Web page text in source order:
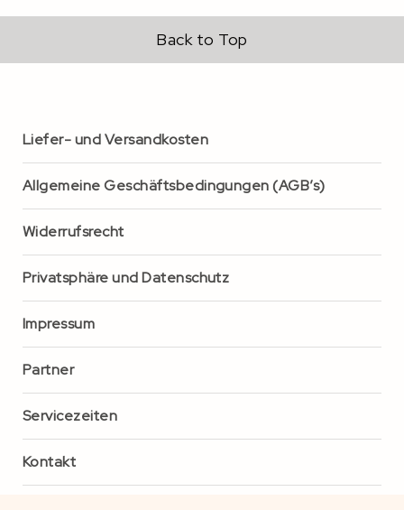
Back to Top
Liefer- und Versandkosten
Allgemeine Geschäftsbedingungen (AGB’s)
Widerrufsrecht
Privatsphäre und Datenschutz
Impressum
Partner
Servicezeiten
Kontakt